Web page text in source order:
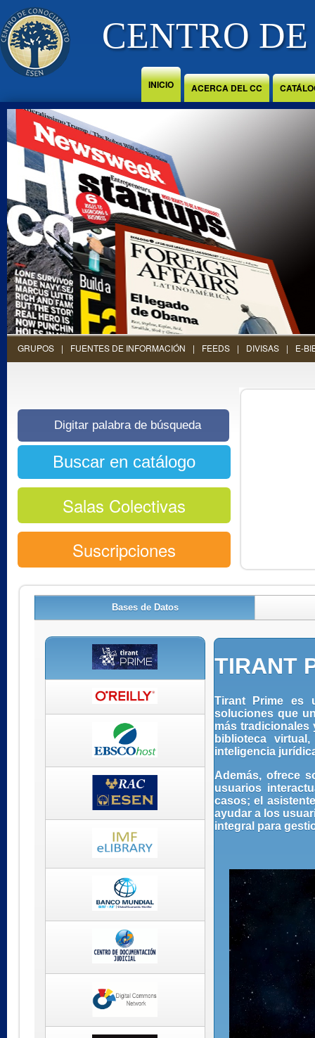
Jump to Content
CENTRO
INICIO ACERCA DEL CC
GRUPOS FUENTES DE INFORMACIÓN FEEDS DIVISAS E-
Salas Colectivas
Suscripciones